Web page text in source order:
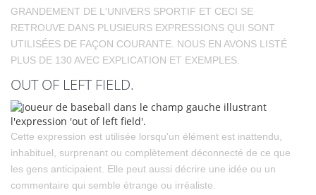
GRANDEMENT DE L'UNIVERS SPORTIF ET CECI SE
RETROUVE DANS PLUSIEURS EXPRESSIONS QUI SONT
UTILISÉES DE FAÇON COURANTE. NOUS EN AVONS LISTÉ
PLUS DE 130 AVEC EXPLICATION ET EXEMPLES.
OUT OF LEFT FIELD.
Cette expression est utilisée lorsqu'un élément est inattendu,
inhabituel, surprenant ou complètement déconnecté de ce que
les gens anticipaient. Elle peut aussi décrire une idée ou un
commentaire qui semble étrange ou irréaliste.